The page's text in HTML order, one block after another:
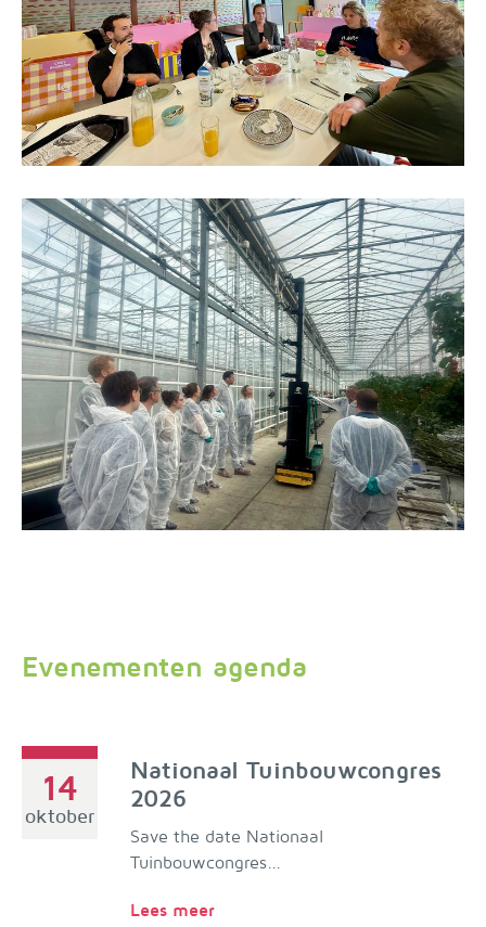
Evenementen agenda
14
oktober
Nationaal Tuinbouwcongres
2026
Save the date Nationaal
Tuinbouwcongres...
Lees meer